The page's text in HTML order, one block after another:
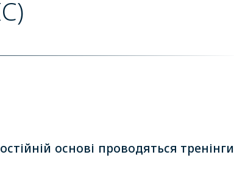
основі проводяться тренінги